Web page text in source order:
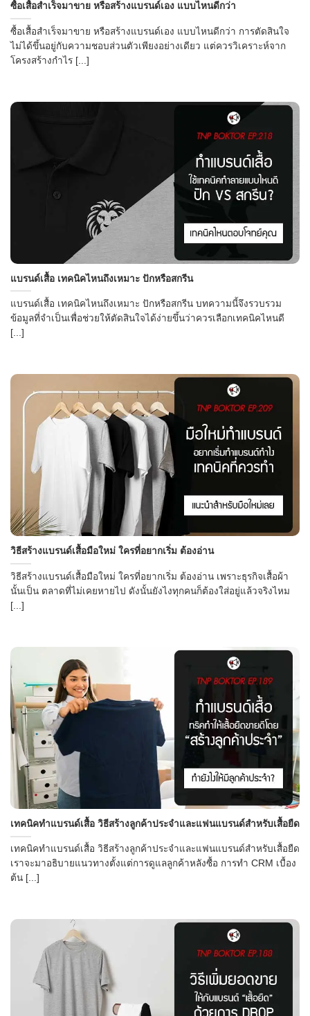
ซื้อเสื้อสำเร็จมาขาย หรือสร้างแบรนด์เอง แบบไหนดีกว่า
ซื้อเสื้อสำเร็จมาขาย หรือสร้างแบรนด์เอง แบบไหนดีกว่า การตัดสินใจ
ไม่ได้ขึ้นอยู่กับความชอบส่วนตัวเพียงอย่างเดียว แต่ควรวิเคราะห์จาก
โครงสร้างกำไร [...]
แบรนด์เสื้อ เทคนิคไหนถึงเหมาะ ปักหรือสกรีน
แบรนด์เสื้อ เทคนิคไหนถึงเหมาะ ปักหรือสกรีน บทความนี้จึงรวบรวม
ข้อมูลที่จำเป็นเพื่อช่วยให้ตัดสินใจได้ง่ายขึ้นว่าควรเลือกเทคนิคไหนดี
[...]
วิธีสร้างแบรนด์เสื้อมือใหม่ ใครที่อยากเริ่ม ต้องอ่าน
วิธีสร้างแบรนด์เสื้อมือใหม่ ใครที่อยากเริ่ม ต้องอ่าน เพราะธุรกิจเสื้อผ้า
นั้นเป็น ตลาดที่ไม่เคยหายไป ดังนั้นยังไงทุกคนก็ต้องใส่อยู่แล้วจริงไหม
[...]
เทคนิคทำแบรนด์เสื้อ วิธีสร้างลูกค้าประจำและแฟนแบรนด์สำหรับเสื้อยืด
เทคนิคทำแบรนด์เสื้อ วิธีสร้างลูกค้าประจำและแฟนแบรนด์สำหรับเสื้อยืด
เราจะมาอธิบายแนวทางตั้งแต่การดูแลลูกค้าหลังซื้อ การทำ CRM เบื้อง
ต้น [...]